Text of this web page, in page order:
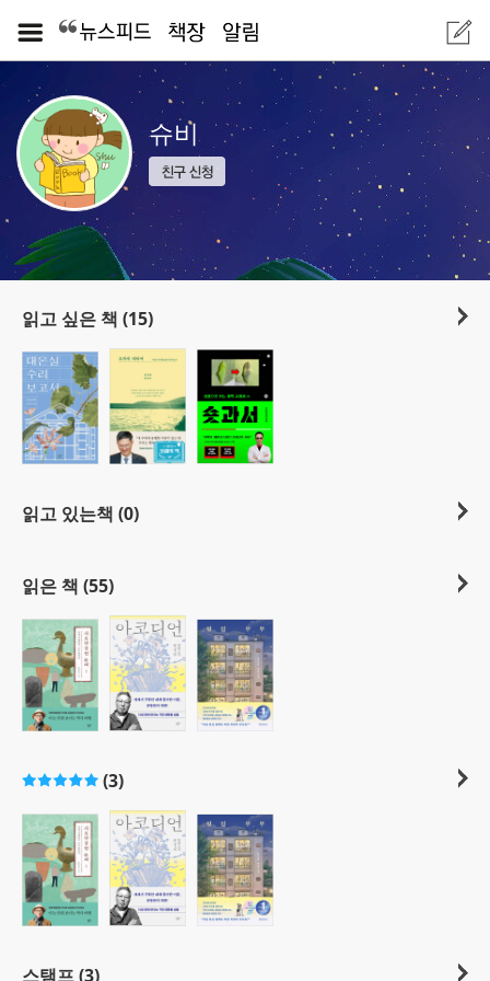
슈비
읽고 싶은 책 (15)
읽고 있는책 (0)
읽은 책 (55)
(3)
스탬프 (3)